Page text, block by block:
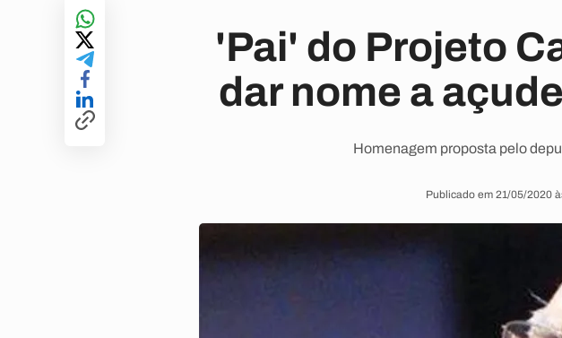
'Pai' do Projeto
dar nome a
Homenagem proposta pelo
Publicado em 21/05/2020